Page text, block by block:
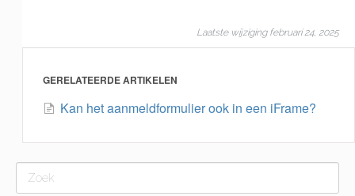
Laatste wijziging februari 24, 2025
GERELATEERDE ARTIKELEN
Kan het aanmeldformulier ook in een iFrame?